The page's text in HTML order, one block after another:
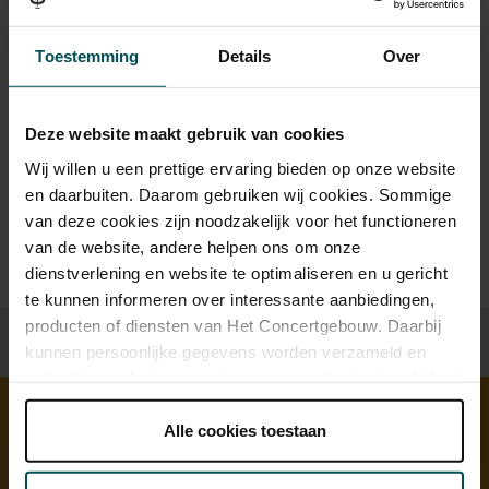
Toestemming Details Over
Deze website maakt gebruik van cookies
Wij willen u een prettige ervaring bieden op onze website
en daarbuiten. Daarom gebruiken wij cookies. Sommige
van deze cookies zijn noodzakelijk voor het functioneren
van de website, andere helpen ons om onze
dienstverlening en website te optimaliseren en u gericht
te kunnen informeren over interessante aanbiedingen,
producten of diensten van Het Concertgebouw. Daarbij
kunnen persoonlijke gegevens worden verzameld en
onder 'aanpassen' zelf welke cookies wij mogen
Lees onze cookieverklaring hier. Lees onze
Alle cookies toestaan
Drankjes zijn bij de prijs inbegrepen. Ben je jonger dan 30
Prijzen zijn exclusief transactiekosten: € 5 per bestelling. Wilt
u rolstoelplaatsen bestellen? Mail naar
kassa@concertgebouw.nl of bel de Concertgebouwlijn op
020 – 671 83 45.
Ontdek meer